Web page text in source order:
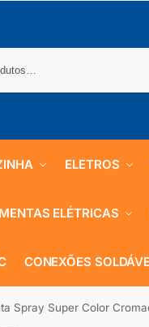
ELETROS
ELÉTRICAS
CONEXÕES
Spray Super Color